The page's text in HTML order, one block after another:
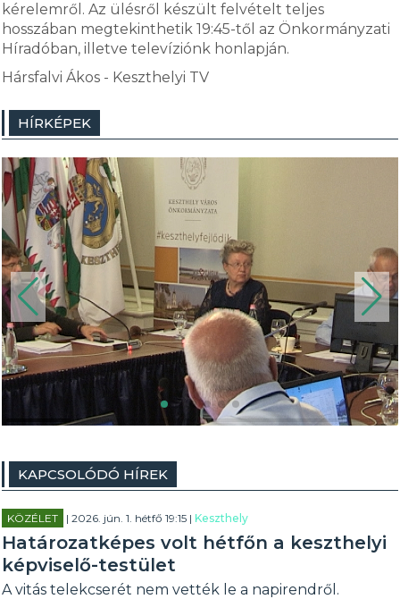
kérelemről. Az ülésről készült felvételt teljes
hosszában megtekinthetik 19:45-től az Önkormányzati
Híradóban, illetve televíziónk honlapján.
Hársfalvi Ákos - Keszthelyi TV
HÍRKÉPEK
KAPCSOLÓDÓ HÍREK
KÖZÉLET | 2026. jún. 1. hétfő 19:15 |Keszthely
Határozatképes volt hétfőn a keszthelyi
képviselő-testület
A vitás telekcserét nem vették le a napirendről.